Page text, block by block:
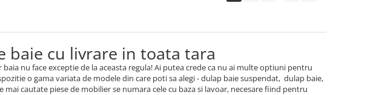
baie cu livrare in toata tara
nu face exceptie de la aceasta regula! Ai putea crede ca nu ai multe optiuni pentru
o gama variata de modele din care poti sa alegi - dulap baie suspendat, dulap baie,
cautate piese de mobilier se numara cele cu baza si lavoar, necesare fiind pentru